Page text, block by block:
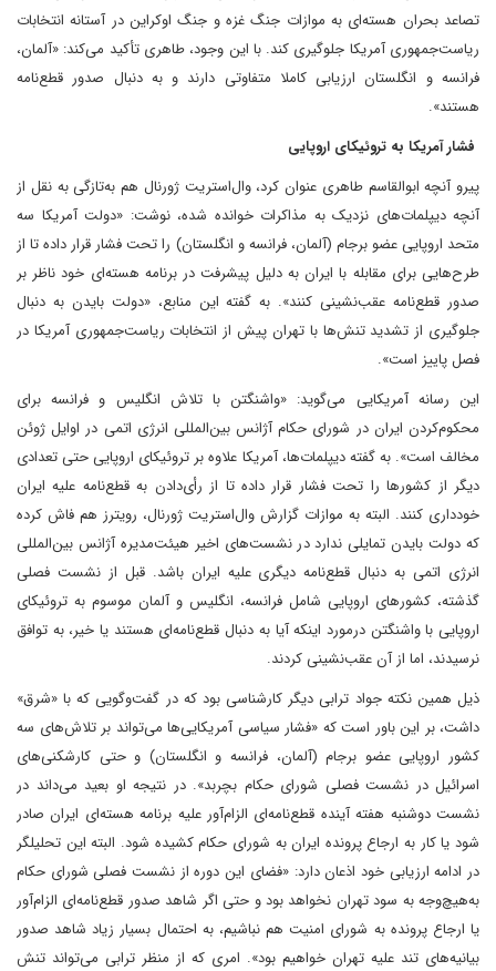
تصاعد بحران هسته‌ای به موازات جنگ غزه و جنگ اوکراین در آستانه انتخابات
ریاست‌جمهوری آمریکا جلوگیری کند. با این وجود، طاهری تأکید می‌کند:‌ «آلمان،
فرانسه و انگلستان ارزیابی کاملا متفاوتی دارند و به دنبال صدور قطع‌نامه
هستند».
فشار آمریکا به تروئیکای اروپایی
پیرو آنچه ابوالقاسم طاهری عنوان کرد، وال‌استریت‌‎ ژورنال‌ هم به‌تازگی به نقل از
آنچه دیپلمات‌های نزدیک به مذاکرات خوانده شده، نوشت: «دولت آمریکا سه
متحد اروپایی عضو برجام (آلمان، فرانسه و انگلستان) را تحت فشار قرار داده تا از
طرح‌هایی برای مقابله با ایران به دلیل پیشرفت در برنامه هسته‌ای خود ناظر بر
صدور قطع‌نامه عقب‌نشینی کنند». به گفته این منابع، «دولت بایدن به دنبال
جلوگیری از تشدید تنش‌ها با تهران پیش از انتخابات ریاست‌جمهوری آمریکا در
فصل پاییز است».
این رسانه آمریکایی می‌گوید: «واشنگتن با تلاش انگلیس و فرانسه برای
محکوم‌کردن ایران در شورای حکام آژانس بین‌المللی انرژی اتمی در اوایل ژوئن
مخالف است». به گفته دیپلمات‌ها، آمریکا علاوه بر تروئیکای اروپایی حتی تعدادی
دیگر از کشور‌ها را تحت فشار قرار داده تا از رأی‌دادن به قطع‌نامه علیه ایران
خودداری کنند. البته به موازات گزارش وال‌استریت‌ ژورنال، رویترز هم فاش کرده
که‌ دولت بایدن تمایلی ندارد در نشست‌های اخیر هیئت‌مدیره آژانس بین‌المللی
انرژی اتمی به دنبال قطع‌نامه دیگری علیه ایران باشد. قبل از نشست فصلی
گذشته، کشور‌های اروپایی شامل فرانسه، انگلیس و آلمان موسوم به تروئیکای
اروپایی با واشنگتن درمورد اینکه آیا به دنبال قطع‌نامه‌ای هستند یا خیر،‌ به توافق
نرسیدند، اما از آن عقب‌نشینی کردند.
ذیل همین نکته جواد ترابی‌ دیگر کارشناسی بود که در گفت‌وگویی که با «شرق»
داشت، بر این باور است که «فشار سیاسی آمریکایی‌ها می‌تواند بر تلاش‌های سه
کشور اروپایی عضو‌ برجام (آلمان، فرانسه و انگلستان) و حتی کارشکنی‌های
اسرائیل در نشست فصلی شورای حکام بچربد». در نتیجه او ‌بعید می‌داند ‌در
نشست دوشنبه هفته آینده قطع‌نامه‌ای الزام‌آور علیه برنامه هسته‌ای ایران صادر
شود یا کار به ارجاع پرونده ایران به شورای حکام کشیده شود‌. البته این تحلیلگر
در ادامه ارزیابی خود اذعان دارد: «فضای این دوره از نشست فصلی شورای حکام
به‌هیچ‌وجه به سود تهران نخواهد بود و حتی اگر شاهد صدور قطع‌نامه‌ای الزام‌آور
یا ارجاع پرونده به شورای امنیت هم نباشیم، به احتمال بسیار زیاد‌ شاهد صدور
بیانیه‌های تند علیه تهران خواهیم بود». امری که از منظر ترابی می‌تواند تنش